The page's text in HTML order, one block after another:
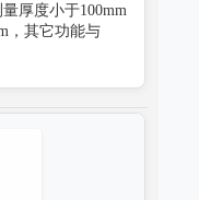
厚度小于100mm
，其它功能与